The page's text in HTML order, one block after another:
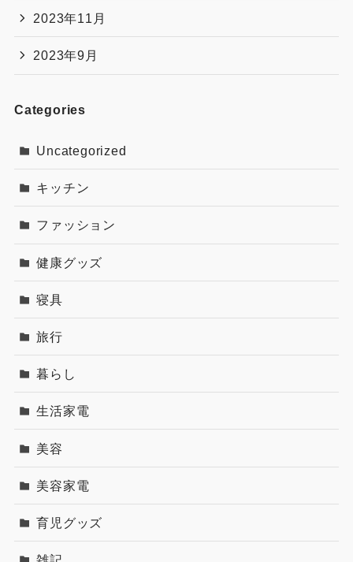
2023年11月
2023年9月
Categories
Uncategorized
キッチン
ファッション
健康グッズ
寝具
旅行
暮らし
生活家電
美容
美容家電
育児グッズ